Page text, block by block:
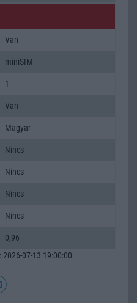
Van
miniSIM
1
Van
Magyar
Nincs
Nincs
Nincs
Nincs
0,96
07-13 19:00:00